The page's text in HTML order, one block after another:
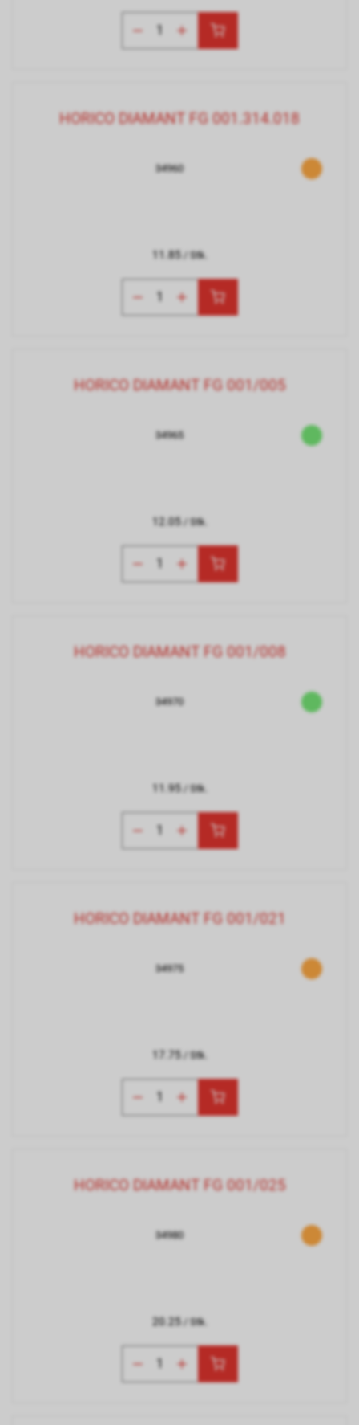
HORICO DIAMANT FG 001.314.018
34960
11.85/ Stk.
HORICO DIAMANT FG 001/005
34965
12.05/ Stk.
HORICO DIAMANT FG 001/008
34970
11.95/ Stk.
HORICO DIAMANT FG 001/021
34975
17.75/ Stk.
HORICO DIAMANT FG 001/025
34980
20.25/ Stk.